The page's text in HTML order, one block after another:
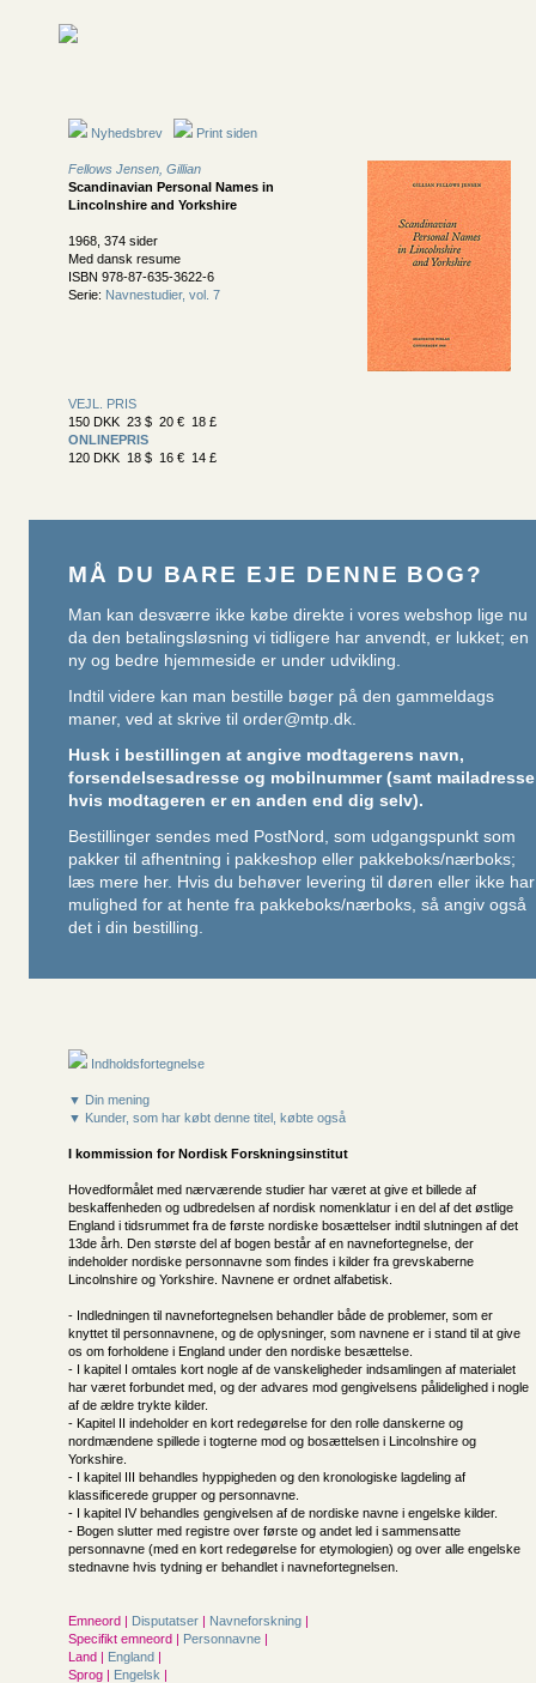
Nyhedsbrev Print siden
Fellows Jensen, Gillian
Scandinavian Personal Names in
Lincolnshire and Yorkshire
1968, 374 sider
Med dansk resume
ISBN 978-87-635-3622-6
Serie: Navnestudier, vol. 7
VEJL. PRIS
150 DKK 23 $ 20 € 18 £
ONLINEPRIS
120 DKK 18 $ 16 € 14 £
MÅ DU BARE EJE DENNE BOG?
Man kan desværre ikke købe direkte i vores webshop lige nu
da den betalingsløsning vi tidligere har anvendt, er lukket; en
ny og bedre hjemmeside er under udvikling.
Indtil videre kan man bestille bøger på den gammeldags
maner, ved at skrive til order@mtp.dk.
Husk i bestillingen at angive modtagerens navn,
forsendelsesadresse og mobilnummer (samt mailadresse
hvis modtageren er en anden end dig selv).
Bestillinger sendes med PostNord, som udgangspunkt som
pakker til afhentning i pakkeshop eller pakkeboks/nærboks;
læs mere her. Hvis du behøver levering til døren eller ikke har
mulighed for at hente fra pakkeboks/nærboks, så angiv også
det i din bestilling.
Indholdsfortegnelse
▼ Din mening
▼ Kunder, som har købt denne titel, købte også
I kommission forNordisk Forskningsinstitut
Hovedformålet med nærværende studier har været at give et billede af
beskaffenheden og udbredelsen af nordisk nomenklatur i en del af det østlige
England i tidsrummet fra de første nordiske bosættelser indtil slutningen af det
13de årh. Den største del af bogen består af en navnefortegnelse, der
indeholder nordiske personnavne som findes i kilder fra grevskaberne
Lincolnshire og Yorkshire. Navnene er ordnet alfabetisk.
- Indledningen til navnefortegnelsen behandler både de problemer, som er
knyttet til personnavnene, og de oplysninger, som navnene er i stand til at give
os om forholdene i England under den nordiske besættelse.
- I kapitel I omtales kort nogle af de vanskeligheder indsamlingen af materialet
har været forbundet med, og der advares mod gengivelsens pålidelighed i nogle
af de ældre trykte kilder.
- Kapitel II indeholder en kort redegørelse for den rolle danskerne og
nordmændene spillede i togterne mod og bosættelsen i Lincolnshire og
Yorkshire.
- I kapitel III behandles hyppigheden og den kronologiske lagdeling af
klassificerede grupper og personnavne.
- I kapitel IV behandles gengivelsen af de nordiske navne i engelske kilder.
- Bogen slutter med registre over første og andet led i sammensatte
personnavne (med en kort redegørelse for etymologien) og over alle engelske
stednavne hvis tydning er behandlet i navnefortegnelsen.
Emneord | Disputatser | Navneforskning |
Specifikt emneord | Personnavne |
Land | England |
Sprog | Engelsk |